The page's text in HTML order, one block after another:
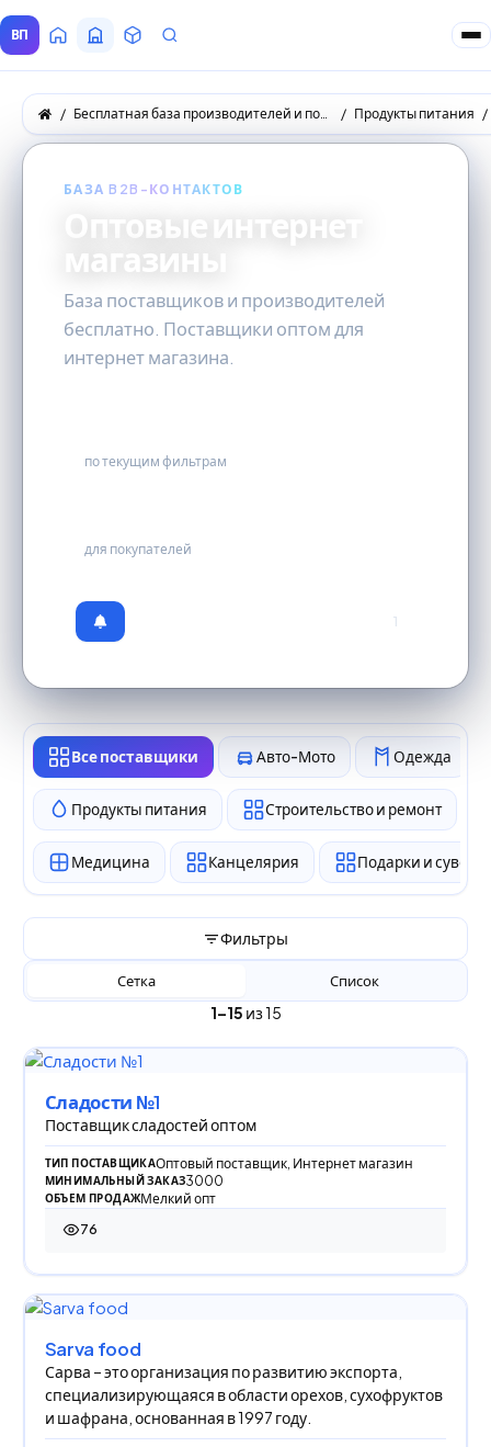
ВП ГлавнаяВсе Поставщики
ТоварыЗапросы покупателей
Бесплатная база производителей и поставщиков товаров оптом Продукты питания
БАЗА B2B-КОНТАКТОВ
Оптовые интернет
магазины
База поставщиков и производителей
бесплатно. Поставщики оптом для
интернет магазина.
по текущим фильтрам
для покупателей
1
Все поставщики Авто-Мото Одежда
Продукты питания Строительство и ремонт
Медицина Канцелярия Подарки и
Фильтры
1–15 из 15
Сетка Список
Сладости №1
Поставщик сладостей оптом
ТИП ПОСТАВЩИКАОптовый поставщик, Интернет магазин
МИНИМАЛЬНЫЙ ЗАКАЗ3000
ОБЪЕМ ПРОДАЖМелкий опт
76
76 просмотров
Sarva food
Сарва – это организация по развитию экспорта,
специализирующаяся в области орехов, сухофруктов
и шафрана, основанная в 1997 году.